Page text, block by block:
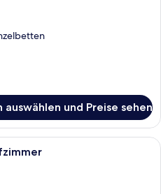
auswählen und Preise sehen
Ein modernes Hotelzimmer mit